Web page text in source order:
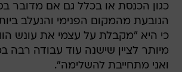
כגון הכנסת או בכלל גם אם מדובר
הנובעת מהמקום הפנימי והנעלב
כי היא "מקבלת על עצמי את עונש
מיותר לציין שישנה עוד עבודה רבה
ואני מתחייבת להשלימה".